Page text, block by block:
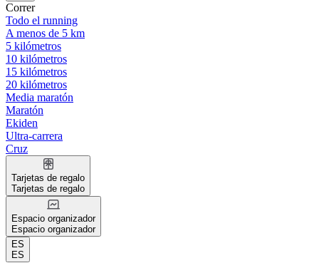
Correr
Todo el running
A menos de 5 km
5 kilómetros
10 kilómetros
15 kilómetros
20 kilómetros
Media maratón
Maratón
Ekiden
Ultra-carrera
Cruz
Tarjetas de regalo
Tarjetas de regalo
Espacio organizador
Espacio organizador
ES
ES